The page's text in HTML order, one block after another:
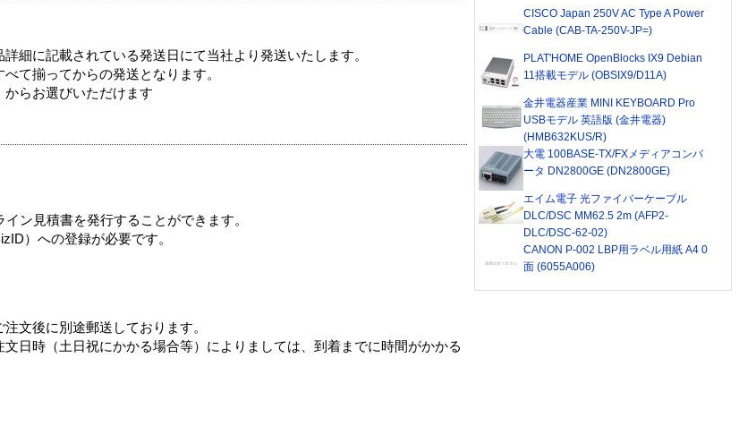
細に記載されている発送日にて当社より発送いたします。
て揃ってからの発送となります。
らお選びいただけます
ン見積書を発行することができます。
）への登録が必要です。
文後に別途郵送しております。
日時（土日祝にかかる場合等）によりましては、到着までに時間がかかる
CISCO Japan 250V AC Type A Power
Cable (CAB-TA-250V-JP=)
PLAT'HOME OpenBlocks IX9 Debian
11搭載モデル (OBSIX9/D11A)
金井電器産業 MINI KEYBOARD Pro
USBモデル 英語版 (金井電器)
(HMB632KUS/R)
大電 100BASE-TX/FXメディアコンバ
ータ DN2800GE (DN2800GE)
エイム電子 光ファイバーケーブル
DLC/DSC MM62.5 2m (AFP2-
DLC/DSC-62-02)
CANON P-002 LBP用ラベル用紙 A4 0
面 (6055A006)